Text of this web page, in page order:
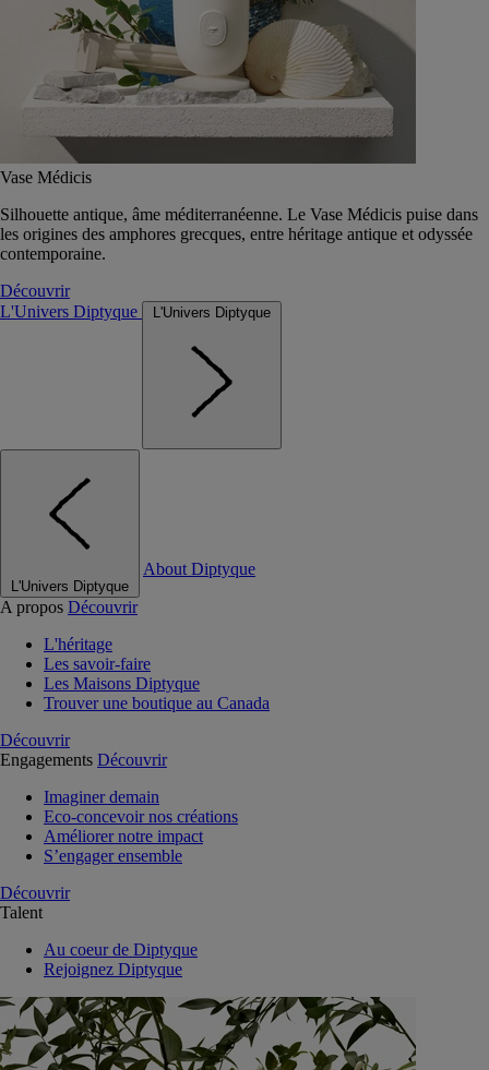
Vase Médicis
Silhouette antique, âme méditerranéenne. Le Vase Médicis puise dans
les origines des amphores grecques, entre héritage antique et odyssée
contemporaine.
Découvrir
L'Univers Diptyque
L'Univers Diptyque
L'Univers Diptyque
About Diptyque
A propos Découvrir
L'héritage
Les savoir-faire
Les Maisons Diptyque
Trouver une boutique au Canada
Découvrir
Engagements Découvrir
Imaginer demain
Eco-concevoir nos créations
Améliorer notre impact
S’engager ensemble
Découvrir
Talent
Au coeur de Diptyque
Rejoignez Diptyque